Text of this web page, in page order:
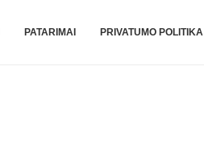
PATARIMAI PRIVATUMO POLITIKA